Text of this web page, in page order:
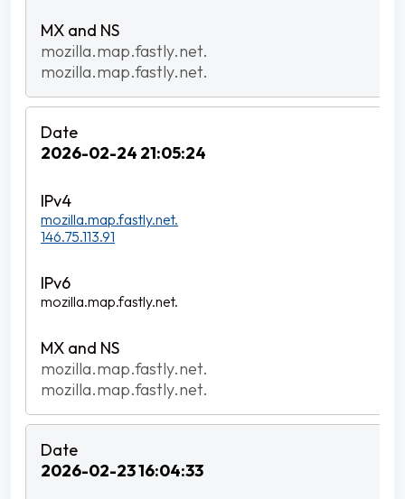
mozilla.map.fastly.net.
mozilla.map.fastly.net.
2026-02-24 21:05:24
mozilla.map.fastly.net.
146.75.113.91
mozilla.map.fastly.net.
mozilla.map.fastly.net.
mozilla.map.fastly.net.
2026-02-23 16:04:33